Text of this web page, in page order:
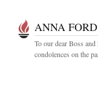
ANNA FORD
To our dear Boss
condolences on the